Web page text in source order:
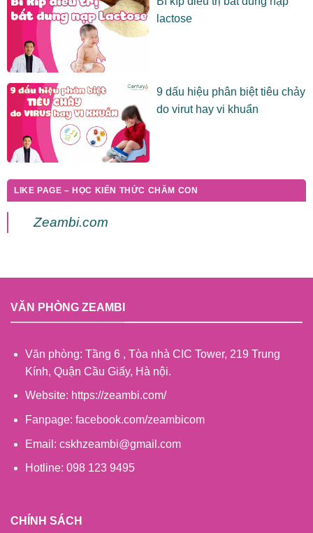
lactose
9 dấu hiệu phân biệt tiêu chảy
do virut hay vi khuẩn
LIKE PAGE – HỌC KIẾN THỨC CHĂM CON
Zeambi.com
VĂN PHÒNG ZEAMBI
Văn phòng: Tầng 6 , Tòa nhà CIC Tower, 219 Trung
Kính, Quận Cầu Giấy, Hà nội.
Website: https://zeambi.com/
Fanpage: facebook.com/zeambicom
Email: cskhzeambi@gmail.com
Hotline: 098 123 9495
CHÍNH SÁCH